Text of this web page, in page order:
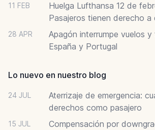
11 FEB
Huelga Lufthansa 12 de
Pasajeros tienen derecho a
28 APR
Apagón interrumpe vuelos
España y Portugal
Lo nuevo en nuestro blog
24 JUL
Aterrizaje de emergencia:
derechos como pasajero
15 JUL
Compensación por